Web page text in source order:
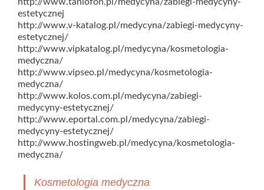
estetycznej
http://www.v-katalog.pl/medycyna/zabiegi-medycyny-
estetycznej/
http://www.vipkatalog.pl/medycyna/kosmetologia-
medyczna/
http://www.vipseo.pl/medycyna/kosmetologia-
medyczna/
http://www.kolos.com.pl/medycyna/zabiegi-
medycyny-estetycznej/
http://www.eportal.com.pl/medycyna/zabiegi-
medycyny-estetycznej/
http://www.hostingweb.pl/medycyna/kosmetologia-
medyczna/
Kosmetologia medyczna